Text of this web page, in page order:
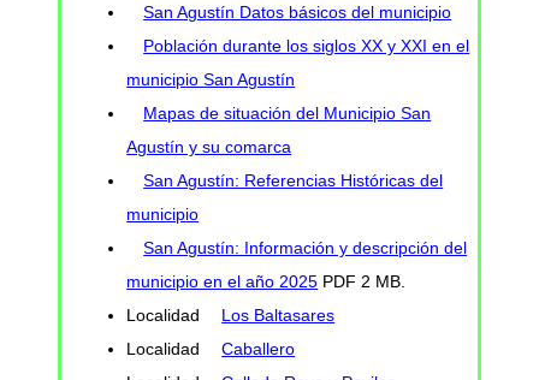
San Agustín Datos básicos del municipio
Población durante los siglos XX y XXI en el
municipio San Agustín
Mapas de situación del Municipio San
Agustín y su comarca
San Agustín: Referencias Históricas del
municipio
San Agustín: Información y descripción del
municipio en el año 2025 PDF 2 MB.
Localidad
Los Baltasares
Localidad
Caballero